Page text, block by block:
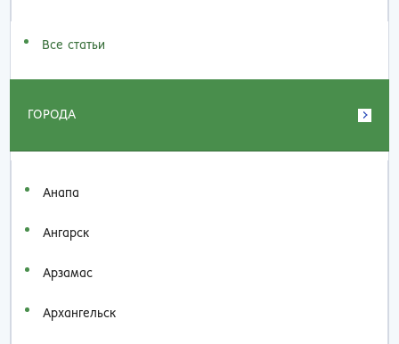
Все статьи
ГОРОДА
Анапа
Ангарск
Арзамас
Архангельск